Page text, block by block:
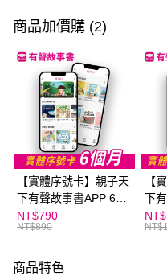
信用卡一次付款
LINE Pay
Apple Pay
大哥付你分期
相關說明
【大哥付你分期使用說明】
1.本服務由台灣大哥大提供，台
2.付款方式選擇「大哥付你分期
流程，驗證手機門號後，選擇欲分
成交易。
3.實際核准額度、可分期數及費用
法說明評估內容。
AFTEE先享後付
相關說明
【關於「AFTEE先享後付」】
AFTEE先享後付是「在收到商品
便利好安心！
２．便利：只要手機號碼，簡訊認
３．安心：先確認商品／服務後，
ATM付款
商品加價購 (2)
【實體序號卡】親子天
下有聲故事書APP 6個
月
NT$790
NT$890
【
下
個月
商品特色